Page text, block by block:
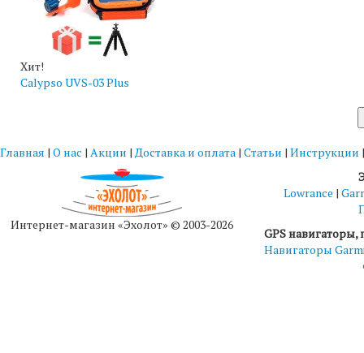
Хит!
Calypso UVS-03 Plus
Главная | О нас | Акции |Доставка и оплата | Статьи | Инструкции
Интернет-магазин «Эхолот» © 2003-2026
Lowrance |
GPS
Навигаторы